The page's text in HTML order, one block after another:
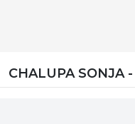
CHALUPA SONJA